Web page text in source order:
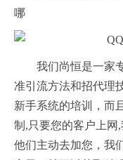
哪
我们尚恒是一家
准引流方法和招代理
新手系统的培训，而
制,只要您的客户上网
他们主动去加您，我